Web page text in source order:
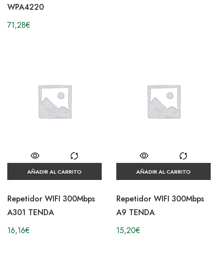
WPA4220
71,28€
AÑADIR AL CARRITO
Repetidor WIFI 300Mbps
A301 TENDA
16,16€
AÑADIR AL CARRITO
Repetidor WIFI 300Mbps
A9 TENDA
15,20€